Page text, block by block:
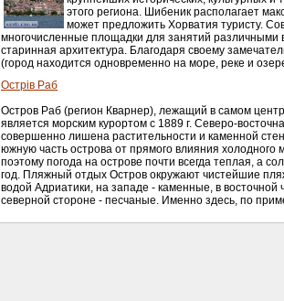
этого региона. Шибеник располагает
может предложить Хорватия туристу.
многочисленные площадки для занятий различными
старинная архитектура. Благодаря своему
(город находится одновременно на море, реке и
Острів Раб
Остров Раб (регион Кварнер), лежащий в самом
является морским курортом с 1889 г. Северо-
совершенно лишена растительности и каменной
южную часть острова от прямого влияния холодного
поэтому погода на острове почти всегда теплая, а
год. Пляжный отдых Остров окружают чистейшие
водой Адриатики, на западе - каменные, в восточной
северной стороне - песчаные. Именно здесь, по